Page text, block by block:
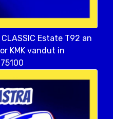
Estate T92 an
KMK vandut in